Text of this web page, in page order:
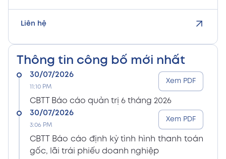
Liên hệ
Thông tin công bố mới nhất
30/07/2026
11:10 PM
CBTT Báo cáo quản trị 6 tháng 2026
Xem PDF
30/07/2026
3:06 PM
CBTT Báo cáo định kỳ tình hình thanh toán
gốc, lãi trái phiếu doanh nghiệp
Xem PDF